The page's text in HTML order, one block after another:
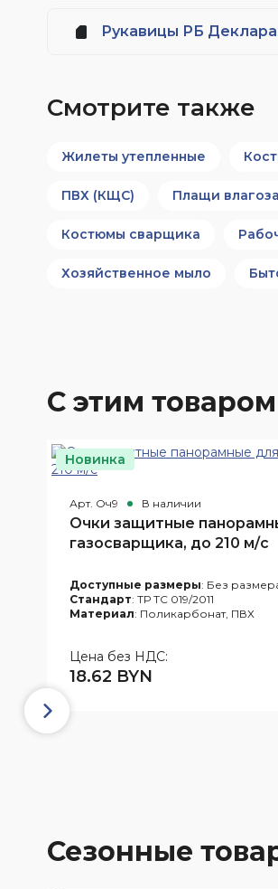
Рукавицы РБ
Смотрите также
Жилеты утепленные
ПВХ (КЩС) Плащи
Костюмы сварщика
Хозяйственное мыло
С этим
Новинка
Арт. Оч9 В наличии
Очки защитные
газосварщика, до 210 м/с
Доступные размеры: Без
Стандарт: ТР ТС 019/2011
Материал: Поликарбонат, ПВХ
Цена без НДС:
18.62 BYN
Сезонные